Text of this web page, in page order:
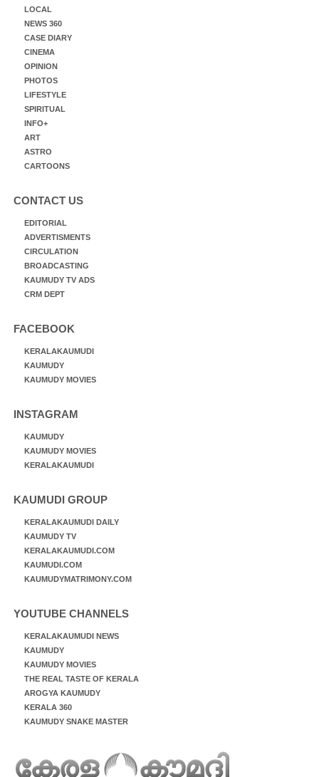
LOCAL
NEWS 360
CASE DIARY
CINEMA
OPINION
PHOTOS
LIFESTYLE
SPIRITUAL
INFO+
ART
ASTRO
CARTOONS
CONTACT US
EDITORIAL
ADVERTISMENTS
CIRCULATION
BROADCASTING
KAUMUDY TV ADS
CRM DEPT
FACEBOOK
KERALAKAUMUDI
KAUMUDY
KAUMUDY MOVIES
INSTAGRAM
KAUMUDY
KAUMUDY MOVIES
KERALAKAUMUDI
KAUMUDI GROUP
KERALAKAUMUDI DAILY
KAUMUDY TV
KERALAKAUMUDI.COM
KAUMUDI.COM
KAUMUDYMATRIMONY.COM
YOUTUBE CHANNELS
KERALAKAUMUDI NEWS
KAUMUDY
KAUMUDY MOVIES
THE REAL TASTE OF KERALA
AROGYA KAUMUDY
KERALA 360
KAUMUDY SNAKE MASTER